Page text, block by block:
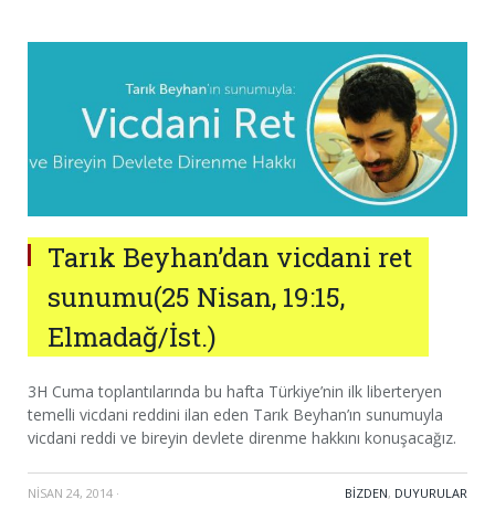
Tarık Beyhan’dan vicdani ret
sunumu(25 Nisan, 19:15,
Elmadağ/İst.)
3H Cuma toplantılarında bu hafta Türkiye’nin ilk liberteryen
temelli vicdani reddini ilan eden Tarık Beyhan’ın sunumuyla
vicdani reddi ve bireyin devlete direnme hakkını konuşacağız.
NISAN 24, 2014 · BIZDEN, DUYURULAR